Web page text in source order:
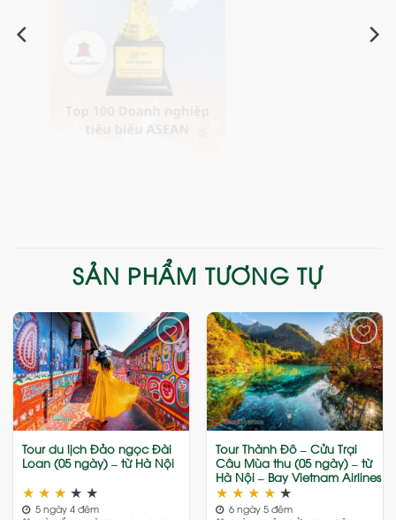
SẢN PHẨM TƯƠNG TỰ
Add
to
wishlist
Tour du lịch Đảo ngọc Đài
Loan (05 ngày) – từ Hà Nội
★ ★ ★ ★ ★
5 ngày 4 đêm
Add
to
wishlist
Tour Thành Đô – Cửu Trại
Câu Mùa thu (05 ngày) – từ
Hà Nội – Bay Vietnam Airlines
★ ★ ★ ★ ★
6 ngày 5 đêm